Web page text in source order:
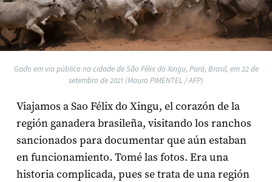
Gado em via pública na cidade de São Félix do Xingu, Pará, Brasil, em 22 de
setembro de 2021 (Mauro PIMENTEL / AFP)
Viajamos a Sao Félix do Xingu, el corazón de la
región ganadera brasileña, visitando los ranchos
sancionados para documentar que aún estaban
en funcionamiento. Tomé las fotos. Era una
historia complicada, pues se trata de una región